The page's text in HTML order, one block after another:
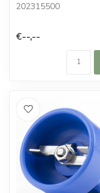
202315500
€--,--